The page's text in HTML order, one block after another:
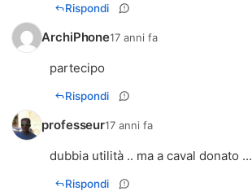
Rispondi
ArchiPhone17 anni fa
partecipo
Rispondi
professeur17 anni fa
dubbia utilità .. ma a caval donato ...
Rispondi